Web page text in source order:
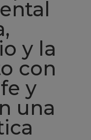
y la
con
y
una